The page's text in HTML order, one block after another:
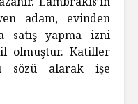
adam, evinden
satış yapma izni
olmuştur. Katiller
sözü alarak işe